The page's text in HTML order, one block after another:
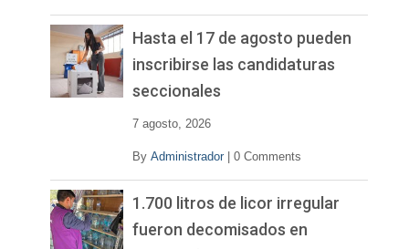
Hasta el 17 de agosto pueden
inscribirse las candidaturas
seccionales
7 agosto, 2026
By Administrador 0 Comments
1.700 litros de licor irregular
fueron decomisados en